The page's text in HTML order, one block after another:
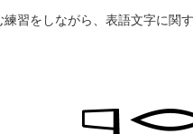
習をしながら、表語文字に関